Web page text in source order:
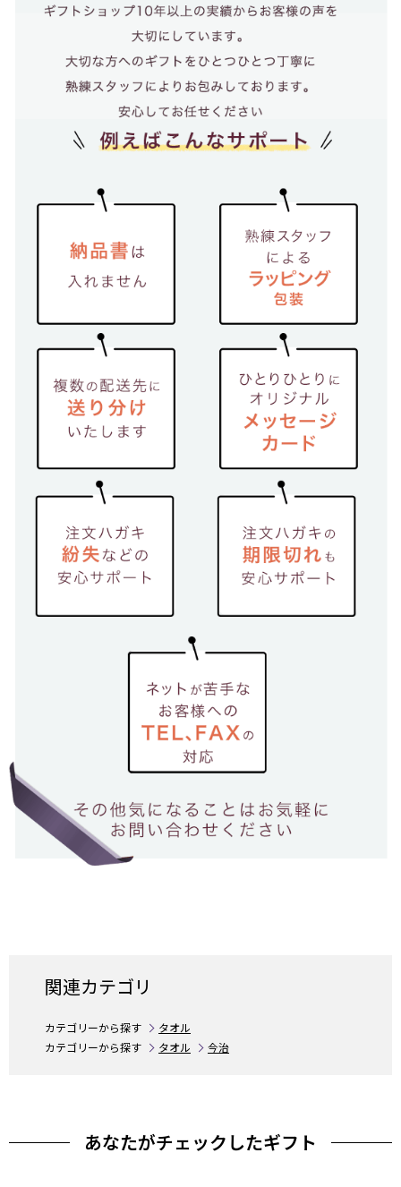
関連カテゴリ
カテゴリーから探す
タオル
カテゴリーから探す
タオル 今治
あなたがチェックしたギフト